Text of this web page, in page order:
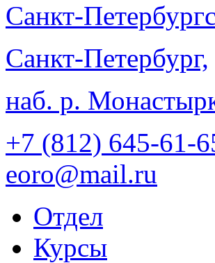
Санкт-
Санкт-Петербург,
наб. р.
+7 (812) 645-61-
eoro@mail.ru
Отдел
Курсы